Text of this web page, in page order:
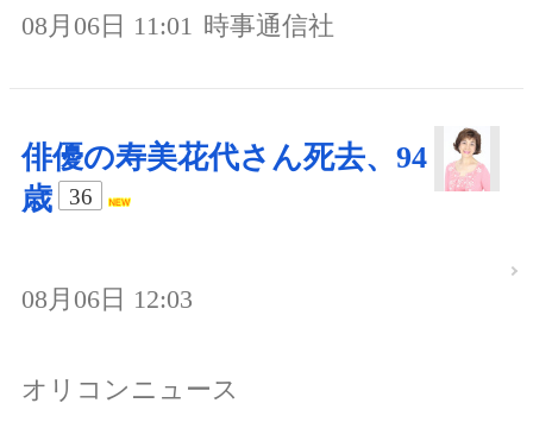
08月06日 11:01 時事通信社
俳優の寿美花代さん死去、94
歳
36
08月06日 12:03
オリコンニュース